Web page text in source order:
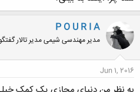
کلیک کنید
P O U R I A
مدیر مهندسی شیمی مدیر تالار
Jun 1, 2016